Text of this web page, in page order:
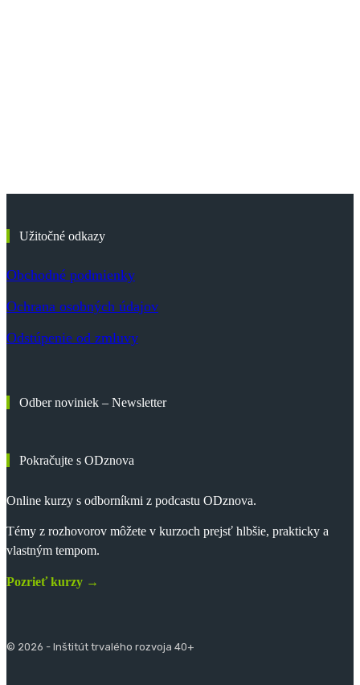
Užitočné odkazy
Obchodné podmienky
Ochrana osobných údajov
Odstúpenie od zmluvy
Odber noviniek – Newsletter
Pokračujte s ODznova
Online kurzy s odborníkmi z podcastu ODznova.
Témy z rozhovorov môžete v kurzoch prejsť hlbšie, prakticky a
vlastným tempom.
Pozrieť kurzy →
© 2026 - Inštitút trvalého rozvoja 40+